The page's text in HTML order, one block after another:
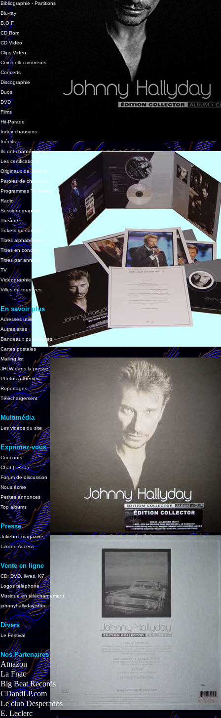
Bibliographie - Partitions
Blu-ray
B.O.F.
CD Rom
CD Vidéo
Clips Vidéo
Coin collectionneurs
Concerts
Discographie
Duos
DVD
Films
Hit-Parade
Index chansons
Inédits
Ils ont chanté Johnny
Les certifications
Originaux de Johnny
Paroles de chansons
Programmes Tournées
Radio
Sessionographie
Théâtre
Tickets de concert
Titres alphabétique
Titres en concert
Titres par années
TV
Vidéographie
Villes de tournées
En savoir plus
Adresses utiles
Autres sites
Bandeaux publicitaires
Cartes postales
Mailing list
JHLW dans la presse
Photos à thèmes
Reportages
Téléchargement
Multimédia
Les vidéos du site
Exprimez-vous
Concours
Chat (I.R.C.)
Forum de discussion
Nous écrire
Petites annonces
Top albums
Presse
Jukebox magazine
Limited Access
Vente en ligne
CD, DVD, livres, K7
Logos téléphone
Musique en téléchargement
johnnyhallyday.store
Divers
Le Festival
Nos Partenaires
Amazon
La Fnac
Big Beat Records
CDandLP.com
Le club Desperados
E. Leclerc